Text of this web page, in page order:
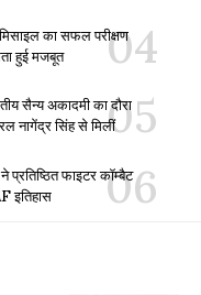
का सफल परीक्षण
हुई मजबूत
सैन्य अकादमी का दौरा
नागेंद्र सिंह से मिलीं
प्रतिष्ठित फाइटर कॉम्बैट
इतिहास